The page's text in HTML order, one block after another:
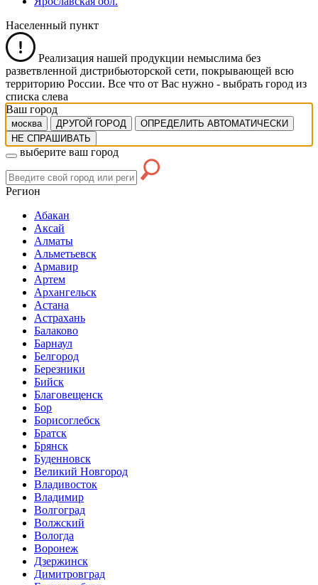
Населенный пункт
Реализация нашей продукции немыслима без
разветвленной дистрибьюторской сети, покрывающей всю
территорию России. Все что от Вас нужно - выбрать город из
списка слева
Ваш город
москва ДРУГОЙ ГОРОД
ОПРЕДЕЛИТЬ АВТОМАТИЧЕСКИ
НЕ СПРАШИВАТЬ
выберите ваш город
Регион
Абакан
Аксай
Алматы
Альметьевск
Армавир
Артем
Архангельск
Астана
Астрахань
Балаково
Барнаул
Белгород
Березники
Бийск
Благовещенск
Бор
Борисоглебск
Братск
Брянск
Буденновск
Великий Новгород
Владивосток
Владимир
Волгоград
Волжский
Вологда
Воронеж
Дзержинск
Димитровград